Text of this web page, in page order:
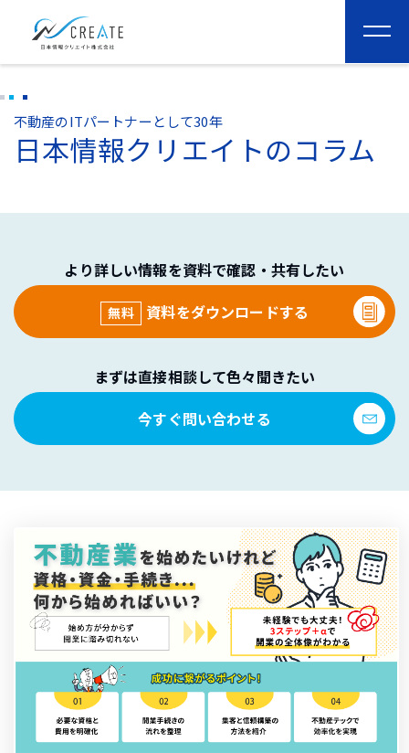
不動産のITパートナーとして30年
日本情報クリエイトのコラム
より詳しい情報を資料で確認・共有したい
無料 資料をダウンロードする
まずは直接相談して色々聞きたい
今すぐ問い合わせる